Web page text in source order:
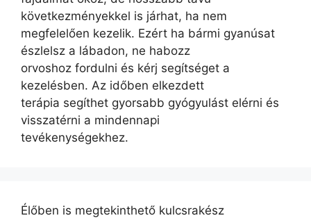
következményekkel is járhat, ha nem
megfelelően kezelik. Ezért ha bármi gyanúsat
észlelsz a lábadon, ne habozz
orvoshoz fordulni és kérj segítséget a
kezelésben. Az időben elkezdett
terápia segíthet gyorsabb gyógyulást elérni és
visszatérni a mindennapi
tevékenységekhez.
Élőben is megtekinthető kulcsrakész